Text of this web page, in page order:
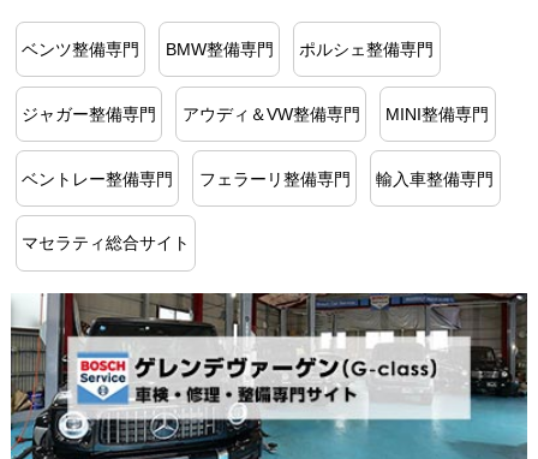
ベンツ整備専門 BMW整備専門 ポルシェ整備専門
ジャガー整備専門 アウディ＆VW整備専門 MINI整備専門
ベントレー整備専門 フェラーリ整備専門 輸入車整備専門
マセラティ総合サイト